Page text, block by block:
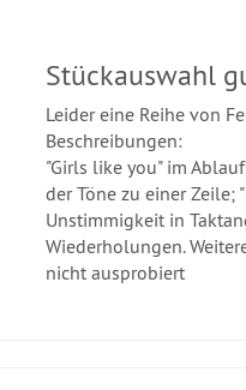
Stückauswahl
Leider eine Reihe von
Beschreibungen:
"Girls like you" im
der Töne zu einer Zeile;
Unstimmigkeit in
Wiederholungen.
nicht ausprobiert